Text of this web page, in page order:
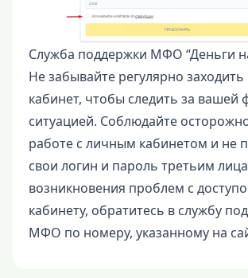
Служба поддержки МФО “Деньги
Не забывайте регулярно
кабинет, чтобы следить за вашей
ситуацией. Соблюдайте
работе с личным кабинетом и не
свои логин и пароль третьим
возникновения проблем с
кабинету, обратитесь в службу
МФО по номеру, указанному на